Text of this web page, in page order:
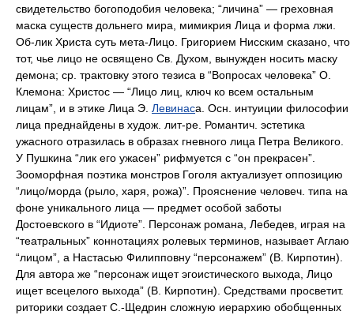
свидетельство богоподобия человека; “личина” — греховная
маска существ дольнего мира, мимикрия Лица и форма лжи.
Об-лик Христа суть мета-Лицо. Григорием Нисским сказано, что
тот, чье лицо не освящено Св. Духом, вынужден носить маску
демона; ср. трактовку этого тезиса в “Вопросах человека” О.
Клемона: Христос — “Лицо лиц, ключ ко всем остальным
лицам”, и в этике Лица Э. Левинаса. Осн. интуиции философии
лица преднайдены в худож. лит-ре. Романтич. эстетика
ужасного отразилась в образах гневного лица Петра Великого.
У Пушкина “лик его ужасен” рифмуется с “он прекрасен”.
Зооморфная поэтика монстров Гоголя актуализует оппозицию
“лицо/морда (рыло, харя, рожа)”. Прояснение человеч. типа на
фоне уникального лица — предмет особой заботы
Достоевского в “Идиоте”. Персонаж романа, Лебедев, играя на
“театральных” коннотациях ролевых терминов, называет Аглаю
“лицом”, а Настасью Филипповну “персонажем” (В. Кирпотин).
Для автора же “персонаж ищет эгоистического выхода, Лицо
ищет всецелого выхода” (В. Кирпотин). Средствами просветит.
риторики создает С.-Щедрин сложную иерархию обобщенных